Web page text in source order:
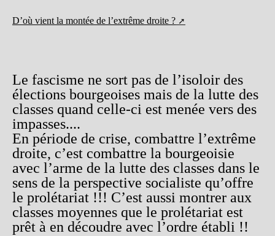
D’où vient la montée de l’extrême droite ?
Le fascisme ne sort pas de l’isoloir des
élections bourgeoises mais de la lutte des
classes quand celle-ci est menée vers des
impasses....
En période de crise, combattre l’extrême
droite, c’est combattre la bourgeoisie
avec l’arme de la lutte des classes dans le
sens de la perspective socialiste qu’offre
le prolétariat !!! C’est aussi montrer aux
classes moyennes que le prolétariat est
prêt à en découdre avec l’ordre établi !!